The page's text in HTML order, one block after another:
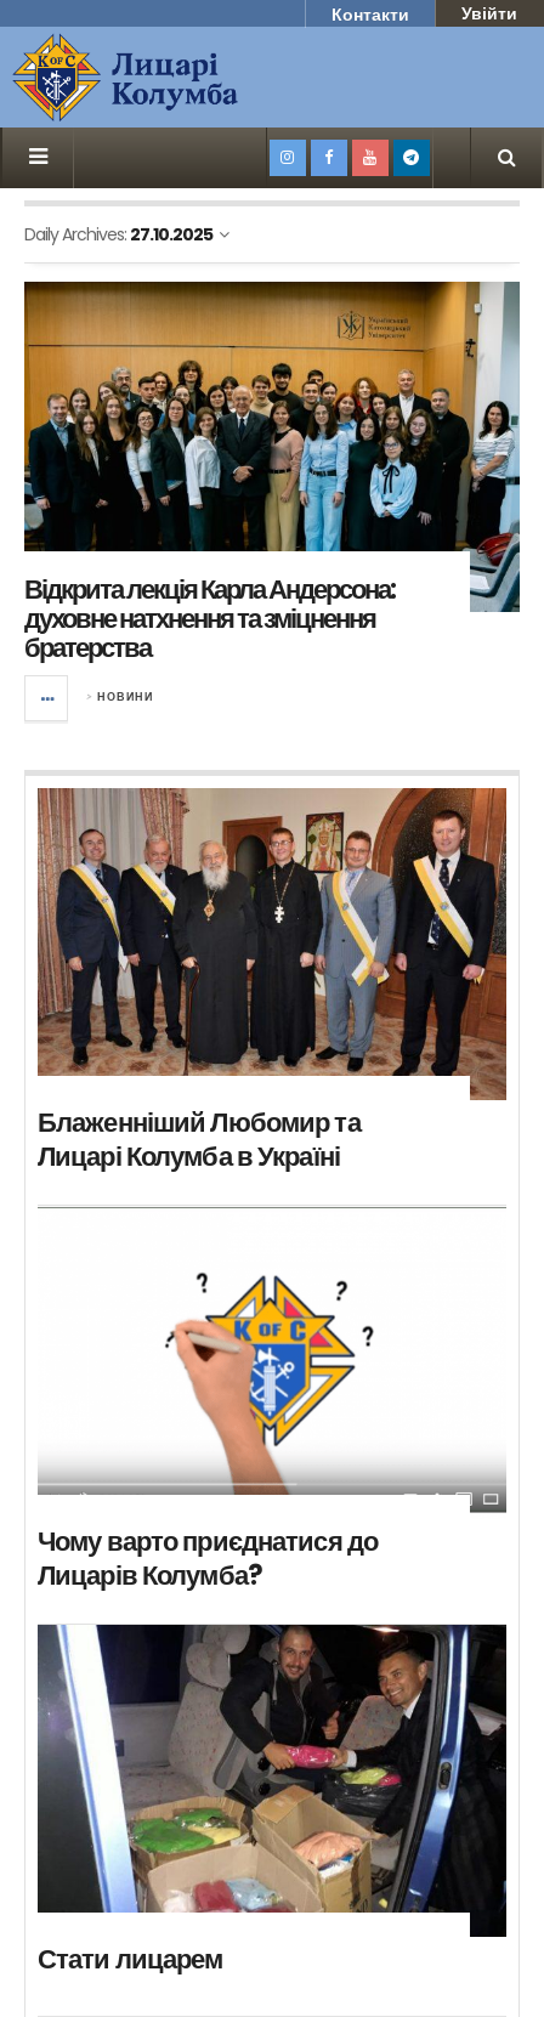
Контакти Увійти
Daily Archives: 27.10.2025
Відкрита лекція Карла Андерсона:
духовне натхнення та зміцнення
братерства
> НОВИНИ
Блаженніший Любомир та
Лицарі Колумба в Україні
Чому варто приєднатися до
Лицарів Колумба?
Стати лицарем